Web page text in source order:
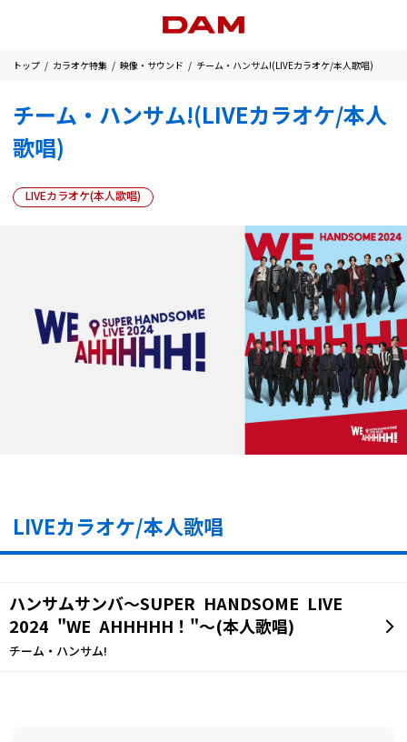
トップ カラオケ特集 映像・サウンド チーム・ハンサム!(LIVEカラオケ/本人歌唱)
チーム・ハンサム!(LIVEカラオケ/本人
歌唱)
LIVEカラオケ(本人歌唱)
LIVEカラオケ/本人歌唱
ハンサムサンバ～SUPER HANDSOME LIVE
2024 "WE AHHHHH！"～(本人歌唱)
チーム・ハンサム!